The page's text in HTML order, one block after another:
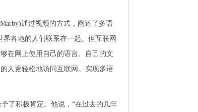
通过视频的方式，阐述了多语
各地的人们联系在一起。但互联网
在网上使用自己的语言、自己的文
人更轻松地访问互联网。实现多语
了积极肯定。他说，“在过去的几年